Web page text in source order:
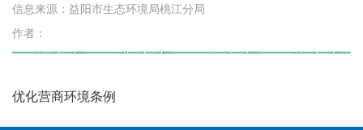
信息来源：益阳市生态环境局桃江分局
作者：
优化营商环境条例